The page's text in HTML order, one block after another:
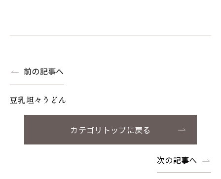
前の記事へ
豆乳坦々うどん
カテゴリトップに戻る
次の記事へ